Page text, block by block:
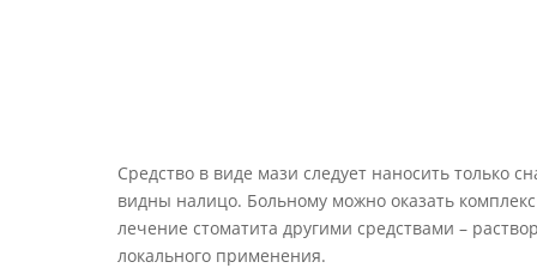
Средство в виде мази следует наносить только
видны налицо. Больному можно оказать
лечение стоматита другими средствами –
локального применения.